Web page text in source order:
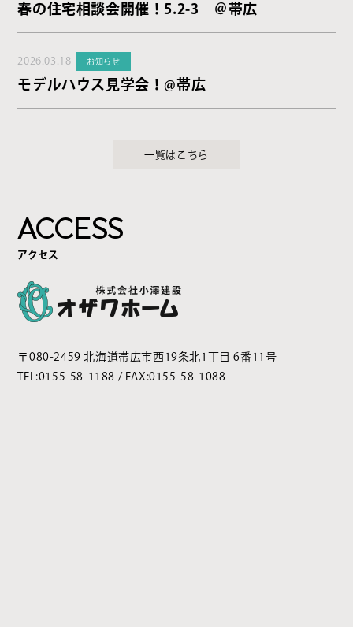
春の住宅相談会開催！5.2-3 ＠帯広
2026.03.18 お知らせ
モデルハウス見学会！@帯広
一覧はこちら
ACCESS
アクセス
〒080-2459 北海道帯広市西19条北1丁目 6番11号
TEL:0155-58-1188 / FAX:0155-58-1088